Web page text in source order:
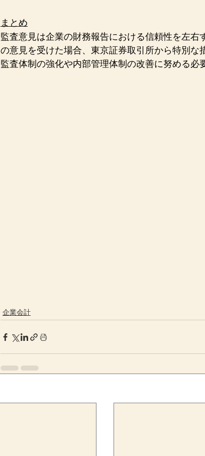
まとめ
監査意見は企業の財務報告における信頼性を左
の意見を受けた場合、東京証券取引所から特別
監査体制の強化や内部管理体制の改善に努める必
企業会計